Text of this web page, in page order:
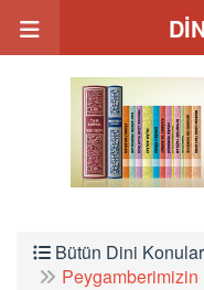
Bütün Dini Konular
Peygamberimizin